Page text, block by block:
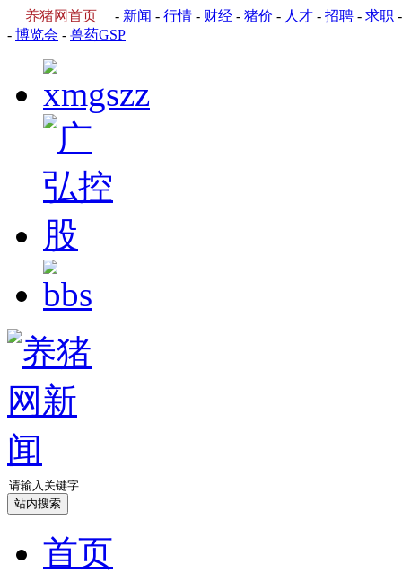
养猪网首页 - 新闻 - 行情 - 财经 - 猪价 - 人才 - 招聘 - 求职
- 博览会 - 兽药GSP
首页